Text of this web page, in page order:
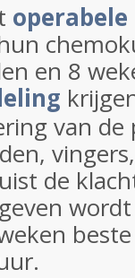
en 8
van de
de